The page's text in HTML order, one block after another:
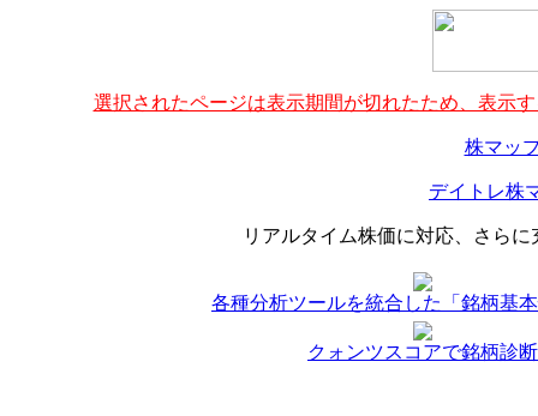
選択されたページは表示期間が切れたため、表示
株マッ
デイトレ株
リアルタイム株価に対応、さら
各種分析ツールを統合した「銘柄基
クォンツスコアで銘柄診断